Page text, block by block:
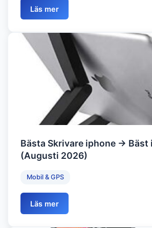
Läs mer
Bästa Skrivare iphone → Bäst
(Augusti 2026)
Mobil & GPS
Läs mer